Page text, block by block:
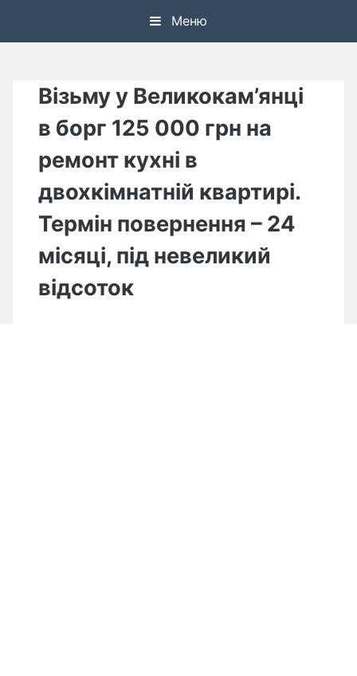
Меню
Візьму у Великокам’янці
в борг 125 000 грн на
ремонт кухні в
двохкімнатній квартирі.
Термін повернення – 24
місяці, під невеликий
відсоток